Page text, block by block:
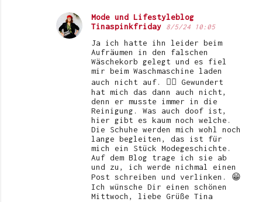
Mode und Lifestyleblog
Tinaspinkfriday
8/5/24 10:05
Ja ich hatte ihn leider beim
Aufräumen in den falschen
Wäschekorb gelegt und es fiel
mir beim Waschmaschine laden
auch nicht auf. 😵‍💫 Gewundert
hat mich das dann auch nicht,
denn er musste immer in die
Reinigung. Was auch doof ist,
hier gibt es kaum noch welche.
Die Schuhe werden mich wohl noch
lange begleiten, das ist für
mich ein Stück Modegeschichte.
Auf dem Blog trage ich sie ab
und zu, ich werde nichmal einen
Post schreiben und verlinken. 😁
Ich wünsche Dir einen schönen
Mittwoch, liebe Grüße Tina